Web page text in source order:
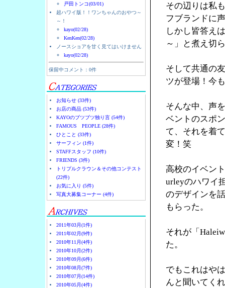
戸田トンコ(03/01)
超ハワイ版！！ワンちゃんのおやつ～
～！
kayo(02/28)
KenKen(02/28)
ノースショアを甘く見てはいけません
kayo(02/28)
保留中コメント：0件
お知らせ (33件)
お店の商品 (53件)
KAYOのブツブツ独り言 (54件)
FAMOUS PEOPLE (28件)
ひとこと (33件)
サーフィン (1件)
STAFFスタッフ (10件)
FRIENDS (3件)
トリプルクラウン＆その他コンテスト
(22件)
お気に入り (5件)
写真大募集コーナー (4件)
2011年03月(1件)
2011年02月(9件)
2010年11月(4件)
2010年10月(2件)
2010年09月(6件)
2010年08月(7件)
2010年07月(14件)
2010年05月(4件)
その辺りは私
フブランドに
しかし皆答え
～」と煮え切
そして共通の
ツが登場！今
そんな中、声
ベントのスポ
て、それを着
変！笑
高校のイベン
urleyのハワイ
のデザインを
もらった。
それが「
た。
でもこれはや
んと聞いてく